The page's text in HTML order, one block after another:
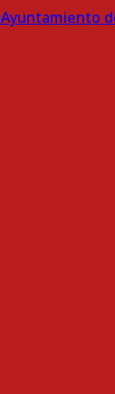
Ayuntamiento